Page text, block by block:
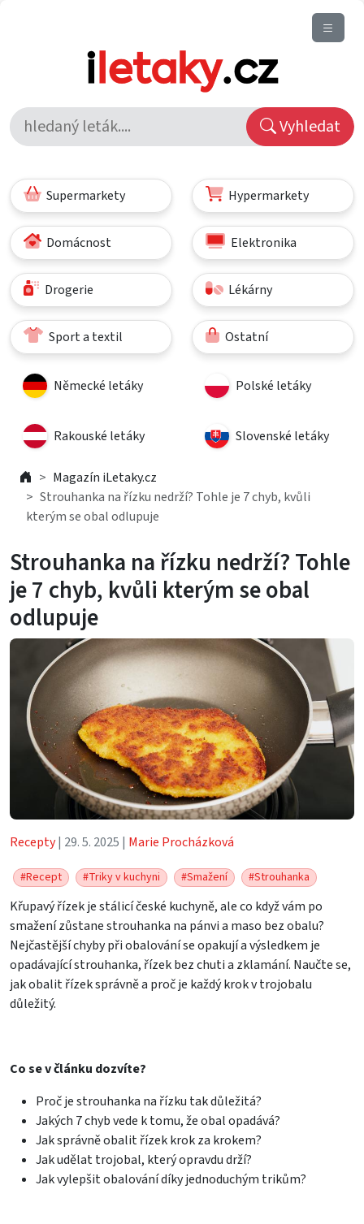
Vyhledat
Supermarkety Hypermarkety
Domácnost Elektronika
Drogerie Lékárny
Sport a textil Ostatní
Německé letáky Polské letáky
Rakouské letáky Slovenské letáky
Magazín iLetaky.cz
Strouhanka na řízku nedrží? Tohle je 7 chyb, kvůli
kterým se obal odlupuje
Strouhanka na řízku nedrží? Tohle
je 7 chyb, kvůli kterým se obal
odlupuje
Recepty| 29. 5. 2025 | Marie Procházková
#Recept #Triky v kuchyni #Smažení #Strouhanka
Křupavý řízek je stálicí české kuchyně, ale co když vám po
smažení zůstane strouhanka na pánvi a maso bez obalu?
Nejčastější chyby při obalování se opakují a výsledkem je
opadávající strouhanka, řízek bez chuti a zklamání. Naučte se,
jak obalit řízek správně a proč je každý krok v trojobalu
důležitý.
Co se v článku dozvíte?
Proč je strouhanka na řízku tak důležitá?
Jakých 7 chyb vede k tomu, že obal opadává?
Jak správně obalit řízek krok za krokem?
Jak udělat trojobal, který opravdu drží?
Jak vylepšit obalování díky jednoduchým trikům?